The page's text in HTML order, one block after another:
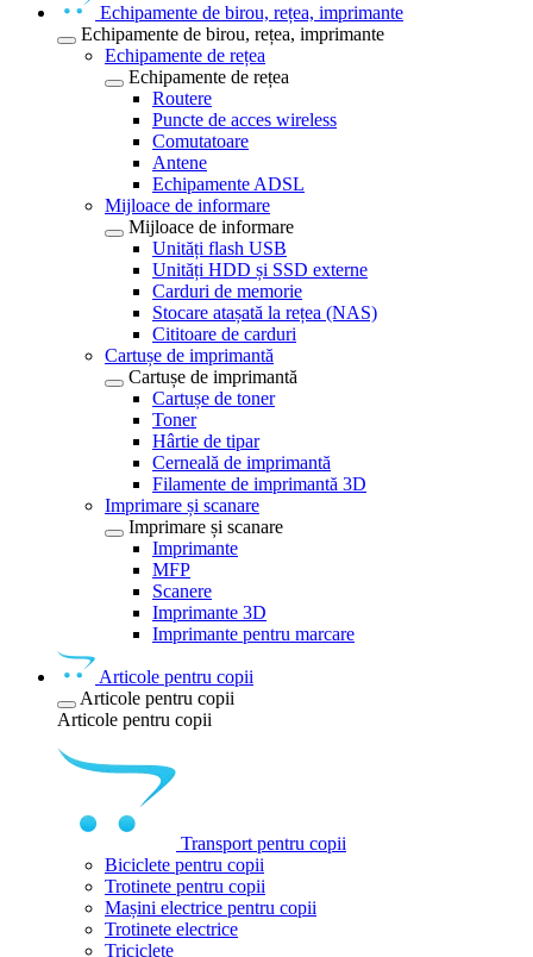
Echipamente de birou, rețea, imprimante
Echipamente de birou, rețea, imprimante
Echipamente de rețea
Echipamente de rețea
Routere
Puncte de acces wireless
Comutatoare
Antene
Echipamente ADSL
Mijloace de informare
Mijloace de informare
Unități flash USB
Unități HDD și SSD externe
Carduri de memorie
Stocare atașată la rețea (NAS)
Cititoare de carduri
Cartușe de imprimantă
Cartușe de imprimantă
Cartușe de toner
Toner
Hârtie de tipar
Cerneală de imprimantă
Filamente de imprimantă 3D
Imprimare și scanare
Imprimare și scanare
Imprimante
MFP
Scanere
Imprimante 3D
Imprimante pentru marcare
Articole pentru copii
Articole pentru copii
Articole pentru copii
Transport pentru copii
Biciclete pentru copii
Trotinete pentru copii
Mașini electrice pentru copii
Trotinete electrice
Triciclete